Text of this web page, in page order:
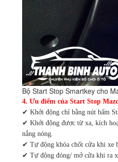
Bộ Start Stop Smartkey cho
4. Ưu điểm của Start Stop
✔ Khởi động chỉ bằng nút bấm
✔ Khởi động được từ xa, kích
nắng nóng.
✔ Tự động khóa chốt cửa khi xe
✔ Tự động đóng/ mở cửa khi ra